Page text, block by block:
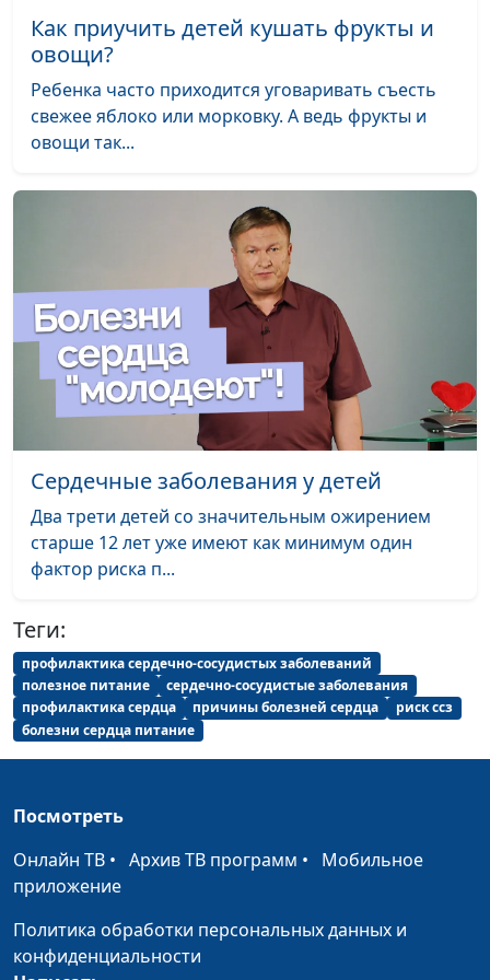
жиры
Безопасные
покупки в
супермаркете
Твердый и
плавленный сыры
Ирина Кириченко
Спред и маргарин Ирина Кириченко
Список самых
ненужных покупок
Ирина Кириченко
Сладкие
газированные
напитки
Ирина Кириченко #60
Копчености:
вкусно, но вредно
Ирина Кириченко
Подсластитель
Пищевые
красители
Ирина Кириченко
Опасности
упаковки
Ирина Кириченко
разноцветной
глазури
Консерванты и
стабилизаторы
Ирина Кириченко
Как приучить детей кушать фрукты и
овощи?
Ребенка часто приходится уговаривать съесть
свежее яблоко или морковку. А ведь фрукты и
овощи так...
Сердечные заболевания у детей
Два трети детей со значительным ожирением
старше 12 лет уже имеют как минимум один
фактор риска п...
Теги:
профилактика сердечно-сосудистых заболеваний
полезное питание
сердечно-сосудистые заболевания
профилактика сердца
причины болезней сердца
риск ссз
болезни сердца питание
Посмотреть
Онлайн ТВ • Архив ТВ программ • Мобильное
приложение
Политика обработки персональных данных и
конфиденциальности